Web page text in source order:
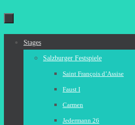
Zum
Stages
Salzburger Festspiele
Saint François d’Assise
Faust I
Carmen
Jedermann 26